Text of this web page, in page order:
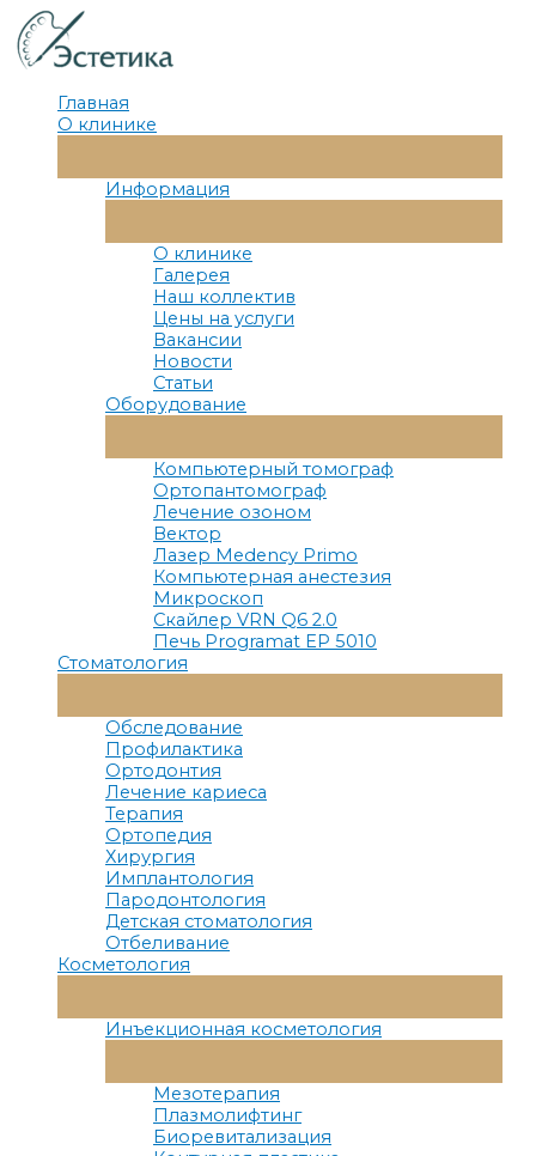
Перейти
к
содержимому
Главная
О клинике
Меню
Информация
Меню
О клинике
Галерея
Наш коллектив
Цены на услуги
Вакансии
Новости
Статьи
Оборудование
Меню
Компьютерный томограф
Ортопантомограф
Лечение озоном
Вектор
Лазер Medency Primo
Компьютерная анестезия
Микроскоп
Скайлер VRN Q6 2.0
Печь Programat EP 5010
Стоматология
Меню
Обследование
Профилактика
Ортодонтия
Лечение кариеса
Терапия
Ортопедия
Хирургия
Имплантология
Пародонтология
Детская стоматология
Отбеливание
Косметология
Меню
Инъекционная косметология
Меню
Мезотерапия
Плазмолифтинг
Биоревитализация